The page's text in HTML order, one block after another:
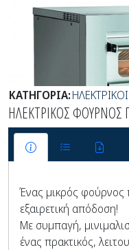
ΚΑΤΗΓΟΡΙΑ:
ΗΛΕΚΤΡΙΚΟΣ ΦΟΥΡΝΟΣ
Ένας μικρός
εξαιρετική απόδοση!
Με συμπαγή,
ένας πρακτικός,